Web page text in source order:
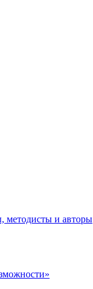
методисты и авторы